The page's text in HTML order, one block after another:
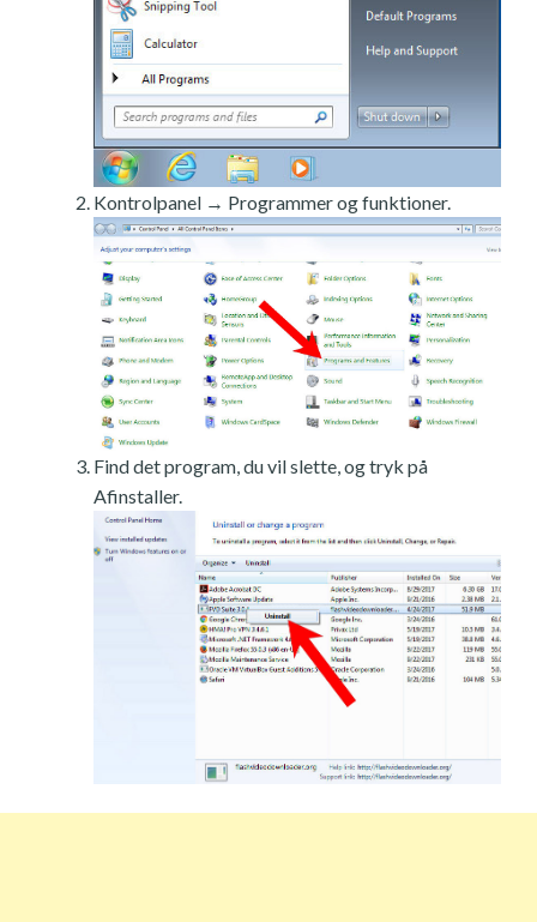
Kontrolpanel → Programmer og funktioner.
Find det program, du vil slette, og tryk på
Afinstaller.